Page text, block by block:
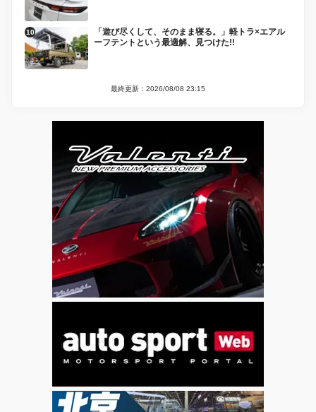
「遊び尽くして、そのまま寝る。」軽トラ×エアル
ーフテントという最適解、見つけた!!
最終更新：2026/08/08 23:15